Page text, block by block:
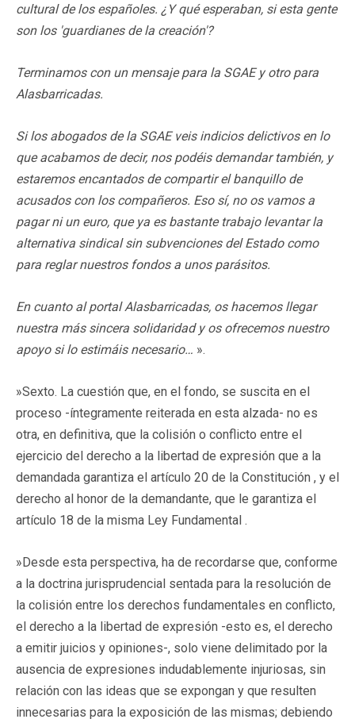
cultural de los españoles. ¿Y qué esperaban, si esta gente
son los 'guardianes de la creación'?
Terminamos con un mensaje para la SGAE y otro para
Alasbarricadas.
Si los abogados de la SGAE veis indicios delictivos en lo
que acabamos de decir, nos podéis demandar también, y
estaremos encantados de compartir el banquillo de
acusados con los compañeros. Eso sí, no os vamos a
pagar ni un euro, que ya es bastante trabajo levantar la
alternativa sindical sin subvenciones del Estado como
para reglar nuestros fondos a unos parásitos.
En cuanto al portal Alasbarricadas, os hacemos llegar
nuestra más sincera solidaridad y os ofrecemos nuestro
apoyo si lo estimáis necesario… ».
»Sexto. La cuestión que, en el fondo, se suscita en el
proceso -íntegramente reiterada en esta alzada- no es
otra, en definitiva, que la colisión o conflicto entre el
ejercicio del derecho a la libertad de expresión que a la
demandada garantiza el artículo 20 de la Constitución , y el
derecho al honor de la demandante, que le garantiza el
artículo 18 de la misma Ley Fundamental .
»Desde esta perspectiva, ha de recordarse que, conforme
a la doctrina jurisprudencial sentada para la resolución de
la colisión entre los derechos fundamentales en conflicto,
el derecho a la libertad de expresión -esto es, el derecho
a emitir juicios y opiniones-, solo viene delimitado por la
ausencia de expresiones indudablemente injuriosas, sin
relación con las ideas que se expongan y que resulten
innecesarias para la exposición de las mismas; debiendo